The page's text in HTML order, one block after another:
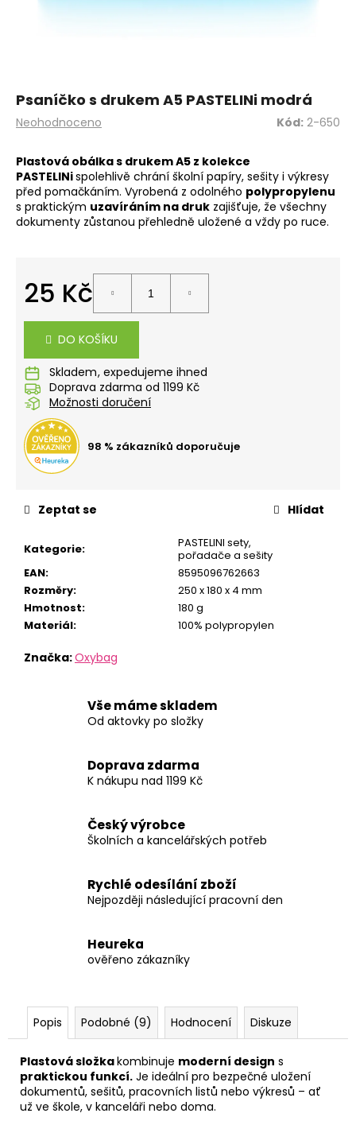
Průměrné
je
0,0
z
5
hvězdiček.
Neohodnoceno
Psaníčko s drukem A5 PASTELINi modrá
Kód: 2-650
Plastová obálka s drukem A5 z kolekce
PASTELINispolehlivě chrání školní papíry, sešity i výkresy
před pomačkáním. Vyrobená z odolného polypropylenu
s praktickým uzavíráním na druk zajišťuje, že všechny
dokumenty zůstanou přehledně uložené a vždy po ruce.
25 Kč
DO KOŠÍKU
Skladem
Doprava zdarma od 1199 Kč
Možnosti doručení
98 % zákazníků doporučuje
Kategorie:
PASTELINI sety,
pořadače a sešity
EAN:
8595096762663
Rozměry:
250 x 180 x 4 mm
Hmotnost:
180 g
Materiál: 100% polypropylen
Značka:Oxybag
Zeptat se Hlídat
Vše máme skladem
Od aktovky po složky
Doprava zdarma
K nákupu nad 1199 Kč
Český výrobce
Školních a kancelářských potřeb
Rychlé odesílání zboží
Nejpozději následující pracovní den
Heureka
ověřeno zákazníky
Popis Podobné (9) Hodnocení Diskuze
Plastová složkakombinuje moderní design s
praktickou funkcí. Je ideální pro bezpečné uložení
dokumentů, sešitů, pracovních listů nebo výkresů – ať
už ve škole, v kanceláři nebo doma.
?
HLEDAT
p
o
č
u
e
m
e
OXY
CLICK
ML
GALAXY
299
Kč